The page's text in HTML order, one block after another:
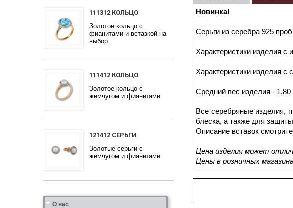
111312 КОЛЬЦО
Золотое кольцо с
фианитами и вставкой на
выбор
111412 КОЛЬЦО
Золотое кольцо с
жемчугом и фианитами
121412 СЕРЬГИ
Золотые серьги с
жемчугом и фианитами
О нас
Ювелирная фабрика
Сеть магазинов
Партнерам
Гарантия качества
Дизайн
Индивидуальный подход
Наши цены и скидки
Золотые руки
Награды, дипломы, участие в выставках
Отзывы
Новинка!
Серьги из серебра 925
Характеристики изделия с
Характеристики изделия с
Средний вес изделия - 1,80
Все серебряные изделия,
блеска, а также для
Описание вставок смотрите
Цена изделия может
Цены в розничных